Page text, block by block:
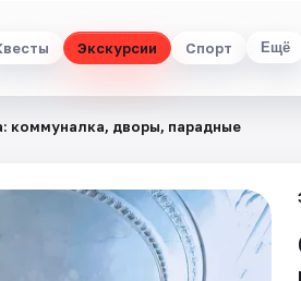
Экскурсии Спорт Ещё
коммуналка, дворы, парадные